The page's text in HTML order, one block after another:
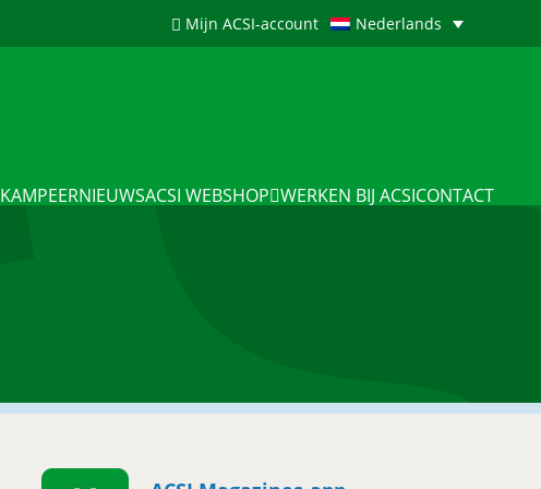
Mijn ACSI-account Nederlands
KAMPEERNIEUWSACSI WEBSHOP WERKEN BIJ ACSICONTACT